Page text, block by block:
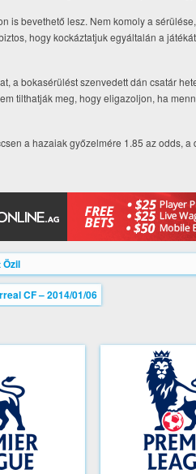
is bevethető lesz. Nem komoly a
hogy kockáztatjuk egyáltalán a
a bokasérülést szenvedett dán csatár
tilthatják meg, hogy eligazoljon, ha
a hazaiak győzelmére 1.85 az odds,
Özil
CF – 2014/01/06